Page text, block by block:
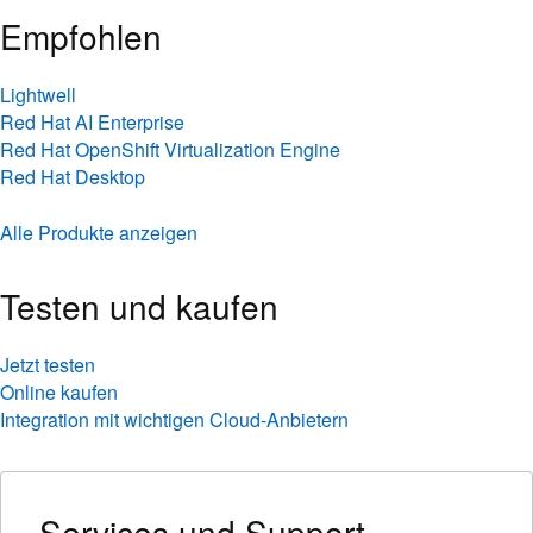
Empfohlen
Lightwell
Red Hat AI Enterprise
Red Hat OpenShift Virtualization Engine
Red Hat Desktop
Alle Produkte anzeigen
Testen und kaufen
Jetzt testen
Online kaufen
Integration mit wichtigen Cloud-Anbietern